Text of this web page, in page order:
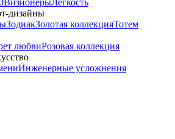
ВизионерыЛегкость
дизайны
ЗодиакЗолотая коллекцияТотем
любвиРозовая коллекция
Инженерные усложнения